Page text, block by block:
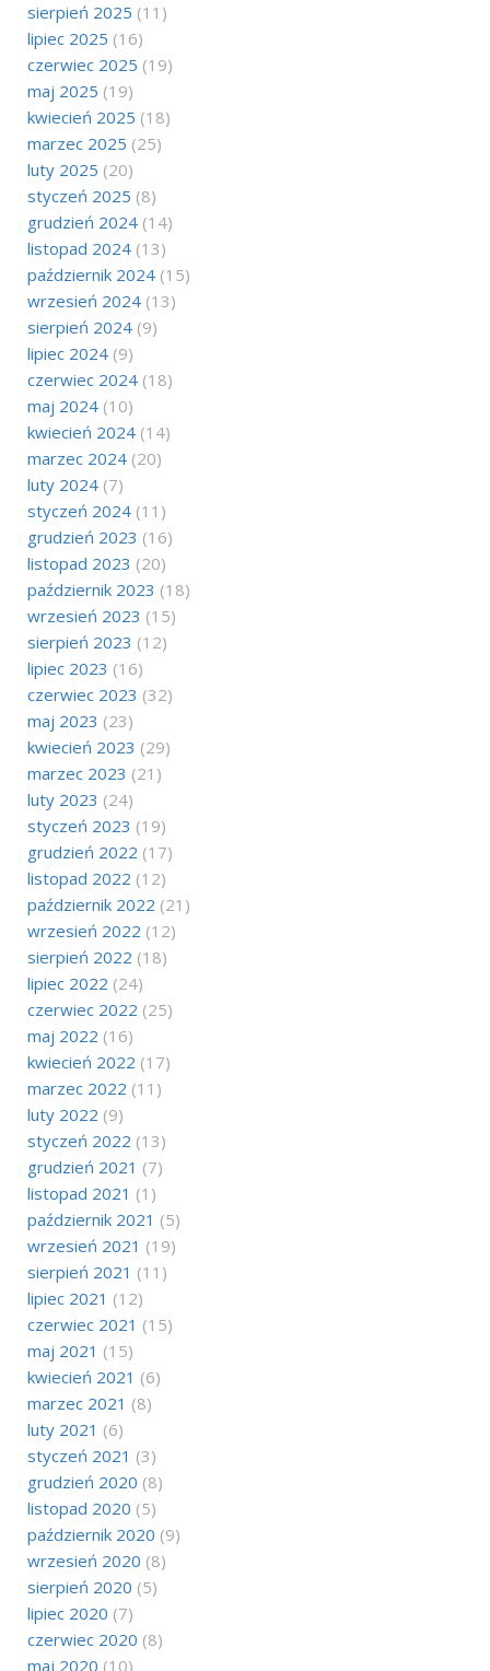
sierpień 2025 (11)
lipiec 2025 (16)
czerwiec 2025 (19)
maj 2025 (19)
kwiecień 2025 (18)
marzec 2025 (25)
luty 2025 (20)
styczeń 2025 (8)
grudzień 2024 (14)
listopad 2024 (13)
październik 2024 (15)
wrzesień 2024 (13)
sierpień 2024 (9)
lipiec 2024 (9)
czerwiec 2024 (18)
maj 2024 (10)
kwiecień 2024 (14)
marzec 2024 (20)
luty 2024 (7)
styczeń 2024 (11)
grudzień 2023 (16)
listopad 2023 (20)
październik 2023 (18)
wrzesień 2023 (15)
sierpień 2023 (12)
lipiec 2023 (16)
czerwiec 2023 (32)
maj 2023 (23)
kwiecień 2023 (29)
marzec 2023 (21)
luty 2023 (24)
styczeń 2023 (19)
grudzień 2022 (17)
listopad 2022 (12)
październik 2022 (21)
wrzesień 2022 (12)
sierpień 2022 (18)
lipiec 2022 (24)
czerwiec 2022 (25)
maj 2022 (16)
kwiecień 2022 (17)
marzec 2022 (11)
luty 2022 (9)
styczeń 2022 (13)
grudzień 2021 (7)
listopad 2021 (1)
październik 2021 (5)
wrzesień 2021 (19)
sierpień 2021 (11)
lipiec 2021 (12)
czerwiec 2021 (15)
maj 2021 (15)
kwiecień 2021 (6)
marzec 2021 (8)
luty 2021 (6)
styczeń 2021 (3)
grudzień 2020 (8)
listopad 2020 (5)
październik 2020 (9)
wrzesień 2020 (8)
sierpień 2020 (5)
lipiec 2020 (7)
czerwiec 2020 (8)
maj 2020 (10)